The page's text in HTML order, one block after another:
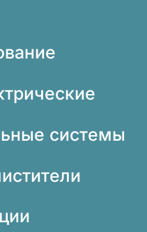
системы